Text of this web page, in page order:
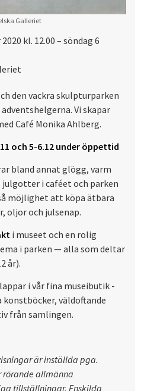
Galleriet
kl. 12.00 – söndag 6
den vackra skulpturparken
Vi skapar
Café Monika Ahlberg.
och 5-6.12 under öppettid
bland annat glögg, varm
i caféet och parken
möjlighet att köpa ätbara
oljor och julsenap.
i museet och en rolig
i parken — alla som deltar
år).
i vår fina museibutik -
konstböcker, väldoftande
från samlingen.
är inställda pga.
rörande allmänna
tillställningar. Enskilda